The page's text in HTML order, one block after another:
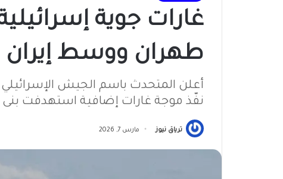
غارات جوية
طهران ووسط إيران
أعلن المتحدث باسم الجيش
نفّذ موجة غارات إضافية استهدفت
ترياق نيوز مارس 7, 2026